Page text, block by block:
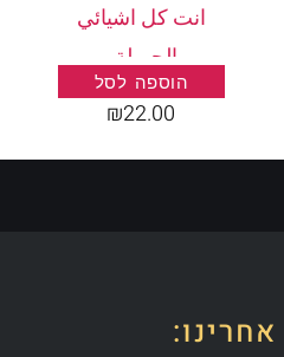
انت كل اشيائي
الجميلة .
הוספה לסל
₪22.00